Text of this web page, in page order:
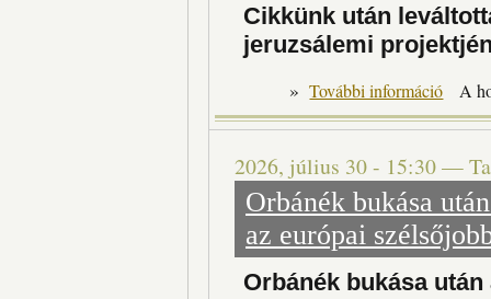
Cikkünk után
jeruzsálemi
» További információ A
2026, július 30 - 15:30—
Orbánék bukása
az európai
Orbánék bukása